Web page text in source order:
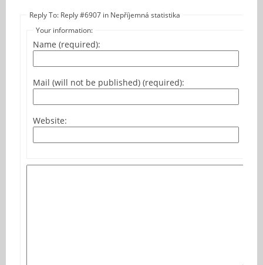
Reply To: Reply #6907 in Nepříjemná statistika
Your information:
Name (required):
Mail (will not be published) (required):
Website: